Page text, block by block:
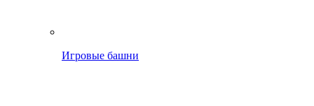
Игровые башни